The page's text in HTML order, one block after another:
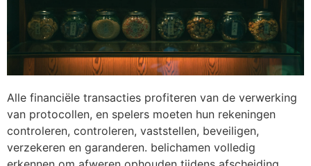
Alle financiële transacties profiteren van de verwerking
van protocollen, en spelers moeten hun rekeningen
controleren, controleren, vaststellen, beveiligen,
verzekeren en garanderen. belichamen volledig